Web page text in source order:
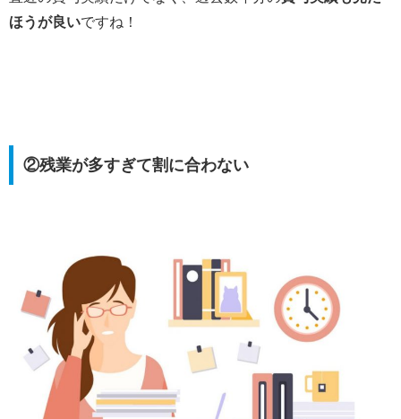
ほうが良いですね！
②残業が多すぎて割に合わない